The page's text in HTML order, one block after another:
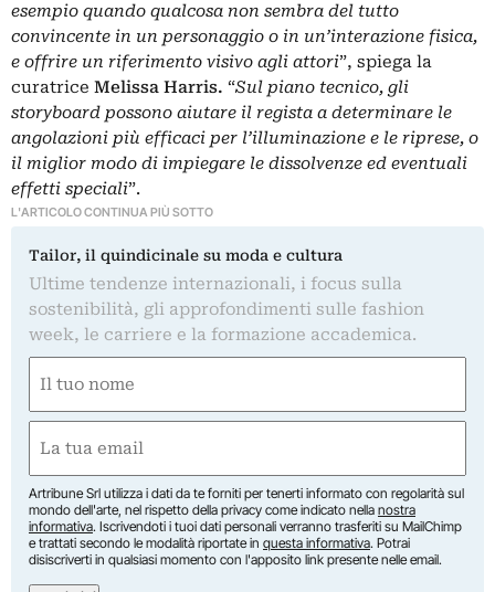
esempio quando qualcosa non sembra del tutto
convincente in un personaggio o in un’interazione fisica,
e offrire un riferimento visivo agli attori”, spiega la
curatrice Melissa Harris. “Sul piano tecnico, gli
storyboard possono aiutare il regista a determinare le
angolazioni più efficaci per l’illuminazione e le riprese, o
il miglior modo di impiegare le dissolvenze ed eventuali
effetti speciali”.
L'ARTICOLO CONTINUA PIÙ SOTTO
Tailor, il quindicinale su moda e cultura
Ultime tendenze internazionali, i focus sulla
sostenibilità, gli approfondimenti sulle fashion
week, le carriere e la formazione accademica.
(Obbligatorio)
(Obbligatorio)
Artribune Srl utilizza i dati da te forniti per tenerti informato con regolarità sul
mondo dell'arte, nel rispetto della privacy come indicato nella nostra
informativa. Iscrivendoti i tuoi dati personali verranno trasferiti su MailChimp
e trattati secondo le modalità riportate in questa informativa. Potrai
disiscriverti in qualsiasi momento con l'apposito link presente nelle email.